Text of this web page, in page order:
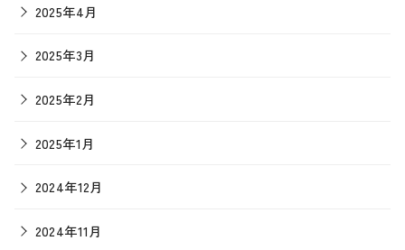
2025年4月
2025年3月
2025年2月
2025年1月
2024年12月
2024年11月